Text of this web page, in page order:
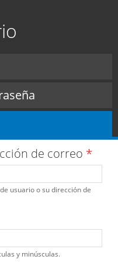
de correo *
usuario o su dirección de
y minúsculas.